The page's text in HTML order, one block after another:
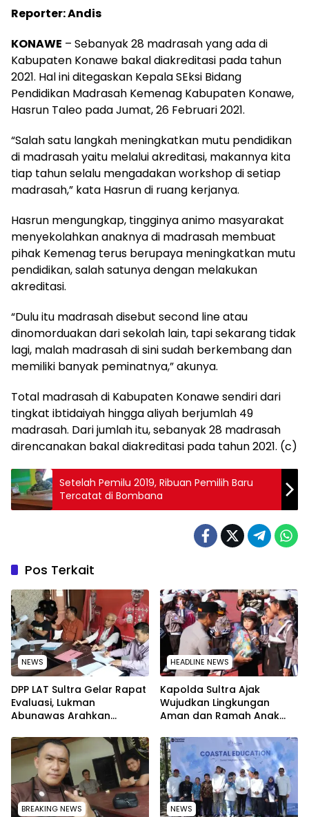
Reporter: Andis
KONAWE – Sebanyak 28 madrasah yang ada di
Kabupaten Konawe bakal diakreditasi pada tahun
2021. Hal ini ditegaskan Kepala SEksi Bidang
Pendidikan Madrasah Kemenag Kabupaten Konawe,
Hasrun Taleo pada Jumat, 26 Februari 2021.
“Salah satu langkah meningkatkan mutu pendidikan
di madrasah yaitu melalui akreditasi, makannya kita
tiap tahun selalu mengadakan workshop di setiap
madrasah,” kata Hasrun di ruang kerjanya.
Hasrun mengungkap, tingginya animo masyarakat
menyekolahkan anaknya di madrasah membuat
pihak Kemenag terus berupaya meningkatkan mutu
pendidikan, salah satunya dengan melakukan
akreditasi.
“Dulu itu madrasah disebut second line atau
dinomorduakan dari sekolah lain, tapi sekarang tidak
lagi, malah madrasah di sini sudah berkembang dan
memiliki banyak peminatnya,” akunya.
Total madrasah di Kabupaten Konawe sendiri dari
tingkat ibtidaiyah hingga aliyah berjumlah 49
madrasah. Dari jumlah itu, sebanyak 28 madrasah
direncanakan bakal diakreditasi pada tahun 2021. (c)
Setelah Pemilu 2019, Ribuan Pemilih Baru
Tercatat di Bombana
Pos Terkait
NEWS
‎DPP LAT Sultra Gelar Rapat
Evaluasi, Lukman
Abunawas Arahkan
Secara Rutin dan
Menyeluruh
HEADLINE NEWS
Kapolda Sultra Ajak
Wujudkan Lingkungan
Aman dan Ramah Anak
Nasional 2026
BREAKING NEWS NEWS